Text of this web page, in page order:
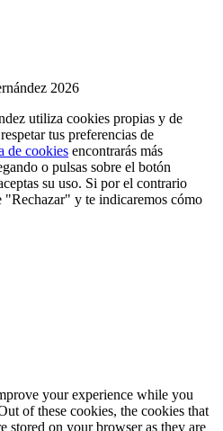
2026
utiliza cookies propias y de
tus preferencias de
de cookies encontrarás más
o pulsas sobre el botón
su uso. Si por el contrario
"Rechazar" y te indicaremos cómo
your experience while you
of these cookies, the cookies that
stored on your browser as they are